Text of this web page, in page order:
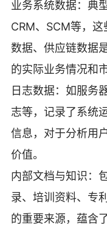
业务系统数据：典
CRM、SCM等，
数据、供应链数据
的实际业务情况和
日志数据：如服务
志等，记录了系统
信息，对于分析用
价值。
内部文档与知识：
录、培训资料、专
的重要来源，蕴含